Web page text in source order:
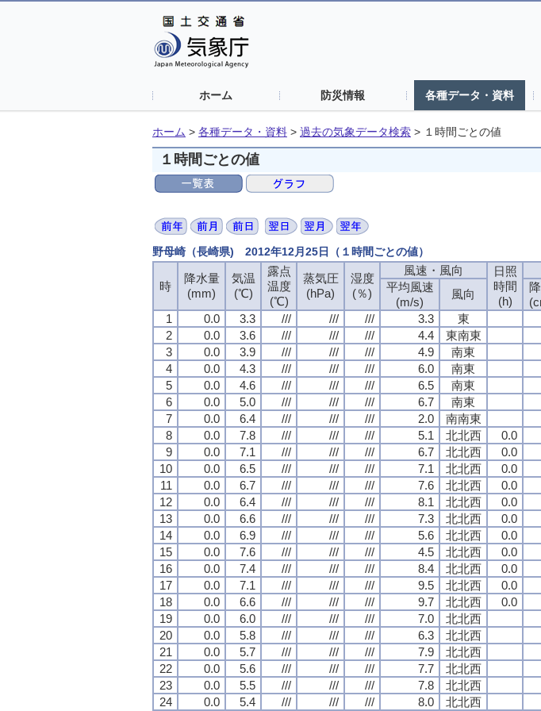
ホーム 防災情報 各種データ・資料
ホーム > 各種データ・資料 > 過去の気象データ検索 > １時間ごとの値
１時間ごとの値
野母崎（長崎県) 2012年12月25日（１時間ごとの値）
時
降水量
(mm)
気温
(℃)
露点
温度
(℃)
蒸気圧
(hPa)
湿度
(％)
風速・風向
日照
時間
(h)
平均風速
(m/s)
風向
1
0.0 3.3 /// /// /// 3.3 東
2
0.0 3.6 /// /// /// 4.4 東南東
3
0.0 3.9 /// /// /// 4.9 南東
4
0.0 4.3 /// /// /// 6.0 南東
5
0.0 4.6 /// /// /// 6.5 南東
6
0.0 5.0 /// /// /// 6.7 南東
7
0.0 6.4 /// /// /// 2.0 南南東
8
0.0 7.8 /// /// /// 5.1 北北西 0.0
9
0.0 7.1 /// /// /// 6.7 北北西 0.0
10
0.0 6.5 /// /// /// 7.1 北北西 0.0
11
0.0 6.7 /// /// /// 7.6 北北西 0.0
12
0.0 6.4 /// /// /// 8.1 北北西 0.0
13
0.0 6.6 /// /// /// 7.3 北北西 0.0
14
0.0 6.9 /// /// /// 5.6 北北西 0.0
15
0.0 7.6 /// /// /// 4.5 北北西 0.0
16
0.0 7.4 /// /// /// 8.4 北北西 0.0
17
0.0 7.1 /// /// /// 9.5 北北西 0.0
18
0.0 6.6 /// /// /// 9.7 北北西 0.0
19
0.0 6.0 /// /// /// 7.0 北北西
20
0.0 5.8 /// /// /// 6.3 北北西
21
0.0 5.7 /// /// /// 7.9 北北西
22
0.0 5.6 /// /// /// 7.7 北北西
23
0.0 5.5 /// /// /// 7.8 北北西
24
0.0 5.4 /// /// /// 8.0 北北西